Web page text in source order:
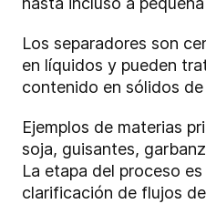
Los separadores son
en líquidos y pueden
contenido en sólidos
Ejemplos de materias
soja, guisantes,
La etapa del proceso
clarificación de flujos